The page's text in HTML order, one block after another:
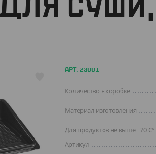
СУШИ,
АРТ. 23001
Количество в коробке
Материал изготовления
Для продуктов не выше +70 C°
Артикул